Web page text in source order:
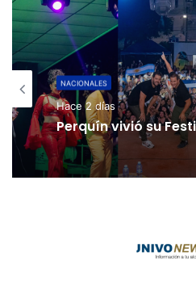
NACIONALES
Hace 2 días
Perquín vivió su